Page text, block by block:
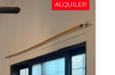
ALQUILER